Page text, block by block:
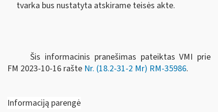
tvarka bus nustatyta atskirame teisės akte.
Šis informacinis pranešimas pateiktas VMI prie
FM 2023-10-16 rašte Nr. (18.2-31-2 Mr) RM-35986.
Informaciją parengė